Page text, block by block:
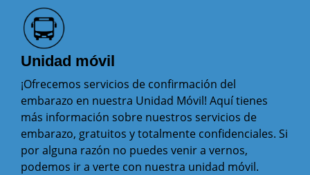
Unidad móvil
¡Ofrecemos servicios de confirmación del
embarazo en nuestra Unidad Móvil! Aquí tienes
más información sobre nuestros servicios de
embarazo, gratuitos y totalmente confidenciales. Si
por alguna razón no puedes venir a vernos,
podemos ir a verte con nuestra unidad móvil.